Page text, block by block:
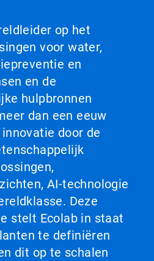
op het
voor water,
en
en de
hulpbronnen
dan een eeuw
door de
AI-technologie
Deze
stelt Ecolab in staat
te definiëren
dit op te schalen